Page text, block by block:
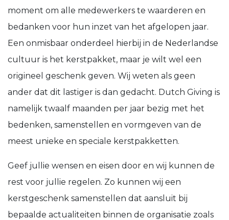
moment om alle medewerkers te waarderen en
bedanken voor hun inzet van het afgelopen jaar.
Een onmisbaar onderdeel hierbij in de Nederlandse
cultuur is het kerstpakket, maar je wilt wel een
origineel geschenk geven. Wij weten als geen
ander dat dit lastiger is dan gedacht. Dutch Giving is
namelijk twaalf maanden per jaar bezig met het
bedenken, samenstellen en vormgeven van de
meest unieke en speciale kerstpakketten.
Geef jullie wensen en eisen door en wij kunnen de
rest voor jullie regelen. Zo kunnen wij een
kerstgeschenk samenstellen dat aansluit bij
bepaalde actualiteiten binnen de organisatie zoals